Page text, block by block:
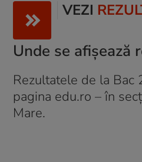
VEZI
Unde se afişează
Rezultatele de la Bac
pagina edu.ro – în
Mare.